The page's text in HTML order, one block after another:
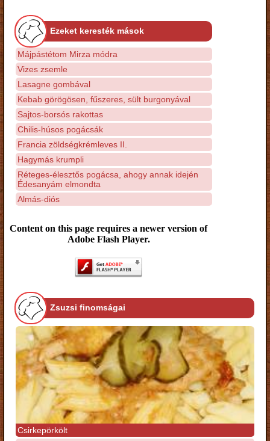
Ezeket keresték mások
Májpástétom Mirza módra
Vizes zsemle
Lasagne gombával
Kebab görögösen, fűszeres, sült burgonyával
Sajtos-borsós rakottas
Chilis-húsos pogácsák
Francia zöldségkrémleves II.
Hagymás krumpli
Réteges-élesztős pogácsa, ahogy annak idején
Édesanyám elmondta
Almás-diós
Content on this page requires a newer version of
Adobe Flash Player.
Zsuzsi finomságai
Csirkepörkölt